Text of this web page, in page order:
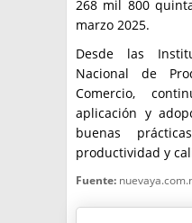
268 mil 800
marzo 2025.
Desde las
Nacional de
Comercio,
aplicación y
buenas
productividad y
Fuente: